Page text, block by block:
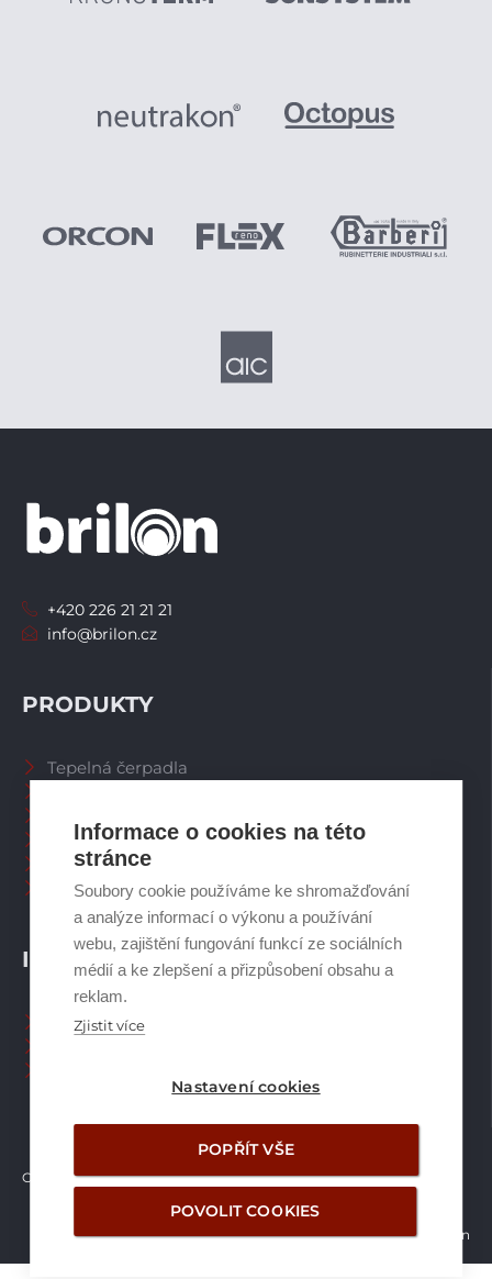
Informace o cookies na této
stránce
Soubory cookie používáme ke shromažďování
a analýze informací o výkonu a používání
webu, zajištění fungování funkcí ze sociálních
médií a ke zlepšení a přizpůsobení obsahu a
reklam.
Zjistit více
Nastavení cookies
POPŘÍT VŠE
POVOLIT COOKIES
INFORMACE
Naši pracovníci CZ
PRODUKTY
Tepelná čerpadla
Spalinové systémy
Plynové kotle
Ostatní příslušenství
+420 226 21 21 21
info@brilon.cz
Copyright © Brilon a.s. 2026
Vytvořilo studio Žalud Design